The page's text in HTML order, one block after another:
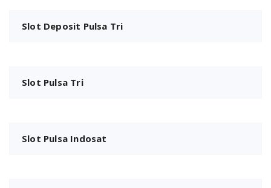
Slot Deposit Pulsa Tri
Slot Pulsa Tri
Slot Pulsa Indosat